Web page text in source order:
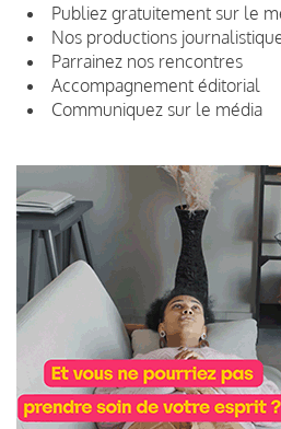
Publiez gratuitement sur le
Nos productions
Parrainez nos rencontres
Accompagnement éditorial
Communiquez sur le média